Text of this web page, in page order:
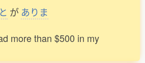
が ありま
more than $500 in my